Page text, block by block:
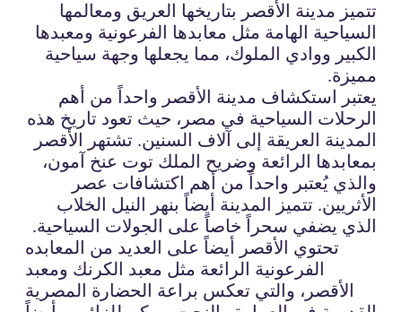
تتميز مدينة الأقصر بتاريخها العريق ومعالمها
السياحية الهامة مثل معابدها الفرعونية ومعبدها
الكبير ووادي الملوك، مما يجعلها وجهة سياحية
مميزة.
يعتبر استكشاف مدينة الأقصر واحداً من أهم
الرحلات السياحية في مصر، حيث تعود تاريخ هذه
المدينة العريقة إلى آلاف السنين. تشتهر الأقصر
بمعابدها الرائعة وضريح الملك توت عنخ آمون،
والذي يُعتبر واحداً من أهم اكتشافات عصر
الأثريين. تتميز المدينة أيضاً بنهر النيل الخلاب
الذي يضفي سحراً خاصاً على الجولات السياحية.
تحتوي الأقصر أيضاً على العديد من المعابده
الفرعونية الرائعة مثل معبد الكرنك ومعبد
الأقصر، والتي تعكس براعة الحضارة المصرية